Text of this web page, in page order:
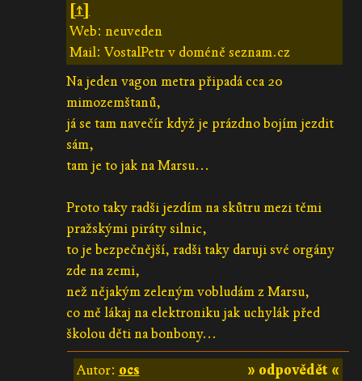
[↑]
Web: neuveden
Mail: VostalPetr v doméně seznam.cz
Na jeden vagon metra připadá cca 20
mimozemštanů,
já se tam navečír když je prázdno bojím jezdit
sám,
tam je to jak na Marsu...
Proto taky radši jezdím na skůtru mezi těmi
pražskými piráty silnic,
to je bezpečnější, radši taky daruji své orgány
zde na zemi,
než nějakým zeleným vobludám z Marsu,
co mě lákaj na elektroniku jak uchylák před
školou děti na bonbony...
» odpovědět «
Autor: ocs